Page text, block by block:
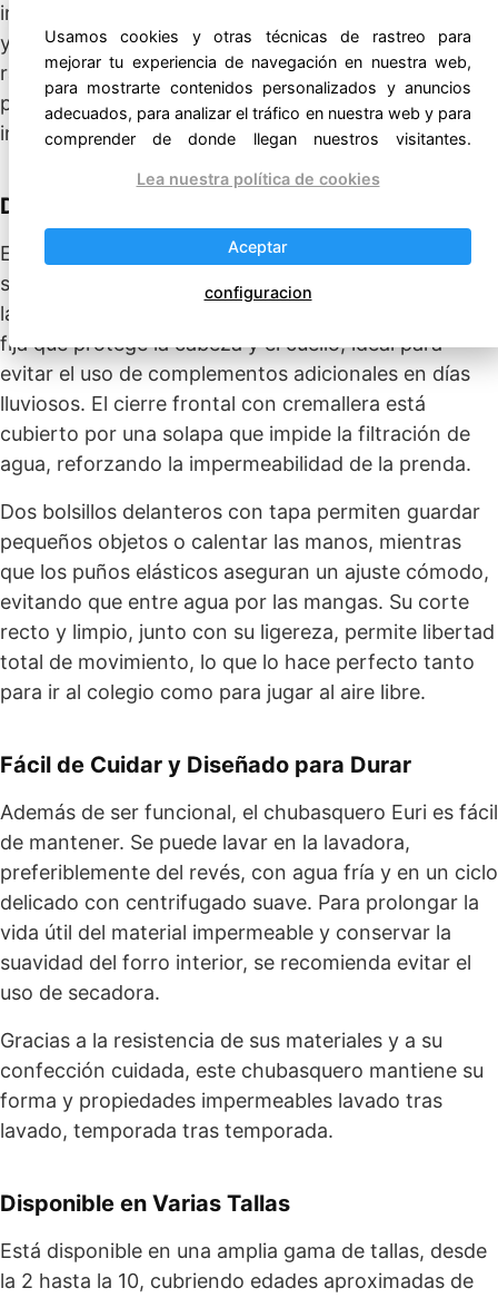
impermeable que actúa como barrera contra el agua
y el viento. El interior, forrado con algodón suave a
rayas, proporciona un extra de calidez y comodidad,
permitiendo su uso durante largas jornadas sin
incomodidad ni sensación de agobio.
Diseño Cuidado y Práctico
El diseño del chubasquero Euri ha sido pensado para
satisfacer tanto las necesidades de los niños como
las exigencias de los padres. Incorpora una capucha
fija que protege la cabeza y el cuello, ideal para
evitar el uso de complementos adicionales en días
lluviosos. El cierre frontal con cremallera está
cubierto por una solapa que impide la filtración de
agua, reforzando la impermeabilidad de la prenda.
Dos bolsillos delanteros con tapa permiten guardar
pequeños objetos o calentar las manos, mientras
que los puños elásticos aseguran un ajuste cómodo,
evitando que entre agua por las mangas. Su corte
recto y limpio, junto con su ligereza, permite libertad
total de movimiento, lo que lo hace perfecto tanto
para ir al colegio como para jugar al aire libre.
Fácil de Cuidar y Diseñado para Durar
Además de ser funcional, el chubasquero Euri es fácil
de mantener. Se puede lavar en la lavadora,
preferiblemente del revés, con agua fría y en un ciclo
delicado con centrifugado suave. Para prolongar la
vida útil del material impermeable y conservar la
suavidad del forro interior, se recomienda evitar el
uso de secadora.
Gracias a la resistencia de sus materiales y a su
confección cuidada, este chubasquero mantiene su
forma y propiedades impermeables lavado tras
lavado, temporada tras temporada.
Disponible en Varias Tallas
Está disponible en una amplia gama de tallas, desde
la 2 hasta la 10, cubriendo edades aproximadas de
Usamos cookies y otras técnicas de rastreo para
mejorar tu experiencia de navegación en nuestra web,
para mostrarte contenidos personalizados y anuncios
adecuados, para analizar el tráfico en nuestra web y para
comprender de donde llegan nuestros visitantes.
Lea nuestra política de cookies
Aceptar
configuracion